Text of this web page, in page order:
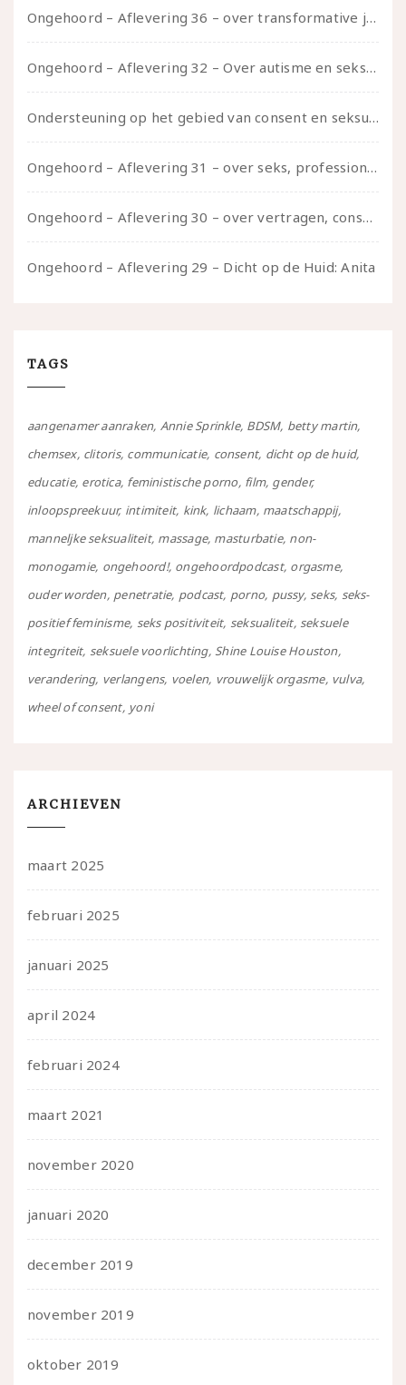
Ongehoord – Aflevering 36 – over transformative justice – in gesprek met Ella en carson
Ongehoord – Aflevering 32 – Over autisme en seksualiteit – in gesprek met Roos Reijbroek
Ondersteuning op het gebied van consent en seksualiteit
Ongehoord – Aflevering 31 – over seks, professioneel en persoonlijk, een gesprek met Marije
Ongehoord – Aflevering 30 – over vertragen, consent en negatieve gevoelens met Meg-John Barker
Ongehoord – Aflevering 29 – Dicht op de Huid: Anita
TAGS
aangenamer aanraken Annie Sprinkle BDSM betty martin
chemsex clitoris communicatie consent dicht op de huid
educatie erotica feministische porno film gender
inloopspreekuur intimiteit kink lichaam maatschappij
manneljke seksualiteit massage masturbatie non-
monogamie ongehoord! ongehoordpodcast orgasme
ouder worden penetratie podcast porno pussy seks seks-
positief feminisme seks positiviteit seksualiteit seksuele
integriteit seksuele voorlichting Shine Louise Houston
verandering verlangens voelen vrouwelijk orgasme vulva
wheel of consent yoni
ARCHIEVEN
maart 2025
februari 2025
januari 2025
april 2024
februari 2024
maart 2021
november 2020
januari 2020
december 2019
november 2019
oktober 2019